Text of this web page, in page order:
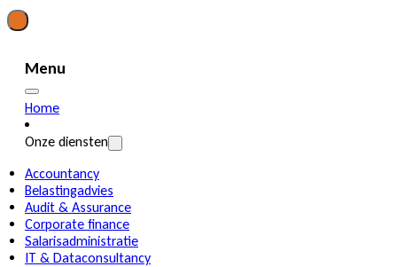
Menu
Home
Onze diensten
Accountancy
Belastingadvies
Audit & Assurance
Corporate finance
Salarisadministratie
IT & Dataconsultancy